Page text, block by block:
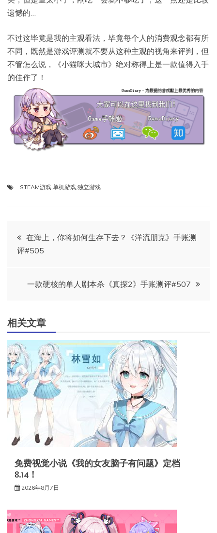
遗憾的…
不过这毕竟是我的主观看法，毕竟每个人的消费观念都有所
不同，既然是游戏评测就不要从这种主观的视角来评判，但
不管怎么说，《小猫咪大城市》绝对称得上是一款值得入手
的佳作了！
STEAM游戏 单机游戏 独立游戏
文
章
在海上，你将如何生存下去？《洋流朋克》手账测
评#505
一款硬核的单人剧本杀《真探2》手账测评#507
相关文章
免费视觉小说《我的女友脑子有问题》定档
8.14！
2026年8月7日